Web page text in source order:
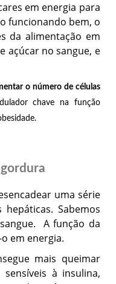
em energia para
funcionando bem, o
da alimentação em
açúcar no sangue, e
o número de células
chave na função
uma série
Sabemos
A função da
em energia.
mais queimar
à insulina,